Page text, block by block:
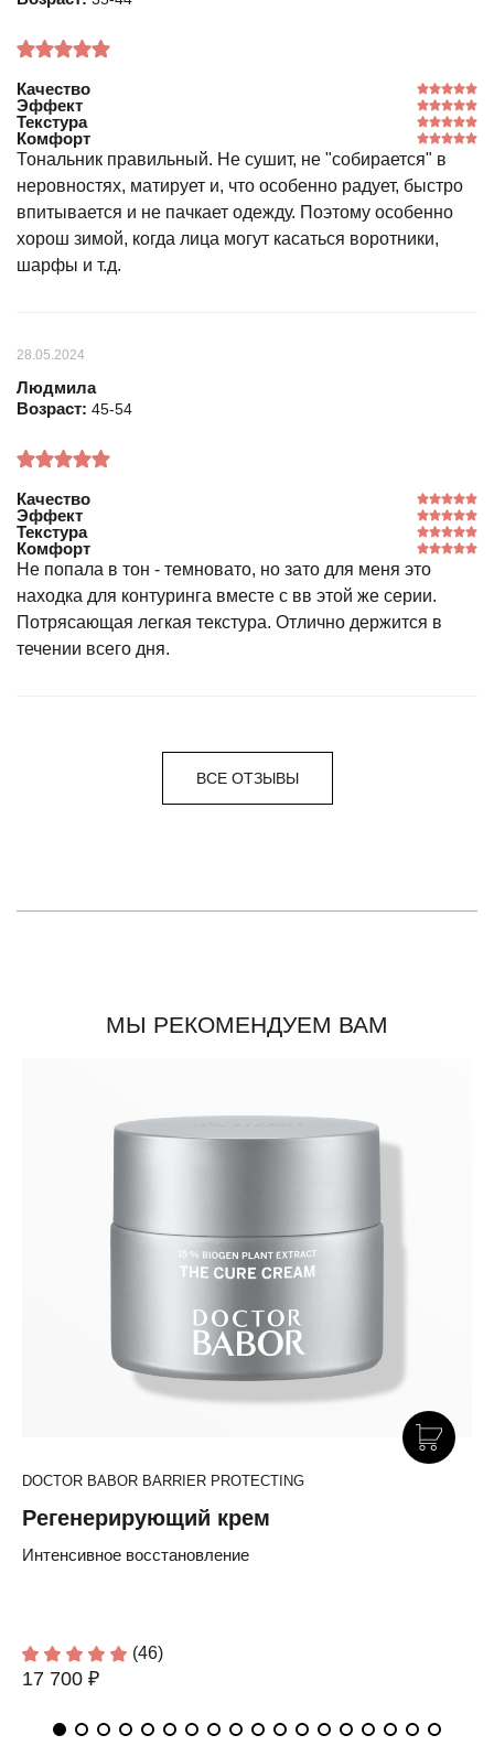
Качество
Эффект
Текстура
Комфорт
Тональник правильный. Не сушит, не "собирается" в
неровностях, матирует и, что особенно радует, быстро
впитывается и не пачкает одежду. Поэтому особенно
хорош зимой, когда лица могут касаться воротники,
шарфы и т.д.
28.05.2024
Людмила
Возраст: 45-54
Качество
Эффект
Текстура
Комфорт
Не попала в тон - темновато, но зато для меня это
находка для контуринга вместе с вв этой же серии.
Потрясающая легкая текстура. Отлично держится в
течении всего дня.
ВСЕ ОТЗЫВЫ
МЫ РЕКОМЕНДУЕМ ВАМ
DOCTOR BABOR BARRIER PROTECTING
Регенерирующий крем
Интенсивное восстановление
(46)
17 700 ₽